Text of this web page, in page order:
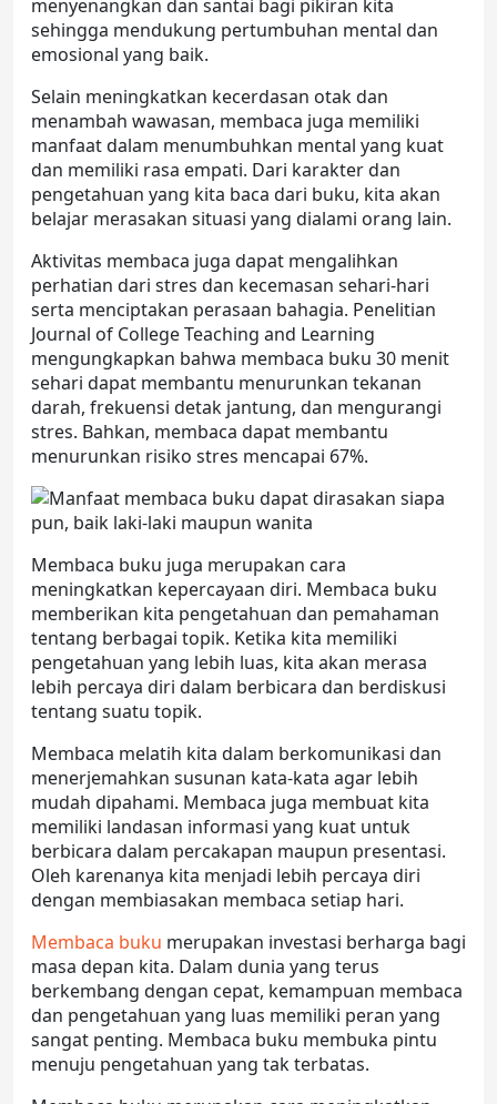
menyenangkan dan santai bagi pikiran kita
sehingga mendukung pertumbuhan mental dan
emosional yang baik.
Selain meningkatkan kecerdasan otak dan
menambah wawasan, membaca juga memiliki
manfaat dalam menumbuhkan mental yang kuat
dan memiliki rasa empati. Dari karakter dan
pengetahuan yang kita baca dari buku, kita akan
belajar merasakan situasi yang dialami orang lain.
Aktivitas membaca juga dapat mengalihkan
perhatian dari stres dan kecemasan sehari-hari
serta menciptakan perasaan bahagia. Penelitian
Journal of College Teaching and Learning
mengungkapkan bahwa membaca buku 30 menit
sehari dapat membantu menurunkan tekanan
darah, frekuensi detak jantung, dan mengurangi
stres. Bahkan, membaca dapat membantu
menurunkan risiko stres mencapai 67%.
Membaca buku juga merupakan cara
meningkatkan kepercayaan diri. Membaca buku
memberikan kita pengetahuan dan pemahaman
tentang berbagai topik. Ketika kita memiliki
pengetahuan yang lebih luas, kita akan merasa
lebih percaya diri dalam berbicara dan berdiskusi
tentang suatu topik.
Membaca melatih kita dalam berkomunikasi dan
menerjemahkan susunan kata-kata agar lebih
mudah dipahami. Membaca juga membuat kita
memiliki landasan informasi yang kuat untuk
berbicara dalam percakapan maupun presentasi.
Oleh karenanya kita menjadi lebih percaya diri
dengan membiasakan membaca setiap hari.
Membaca buku merupakan investasi berharga bagi
masa depan kita. Dalam dunia yang terus
berkembang dengan cepat, kemampuan membaca
dan pengetahuan yang luas memiliki peran yang
sangat penting. Membaca buku membuka pintu
menuju pengetahuan yang tak terbatas.